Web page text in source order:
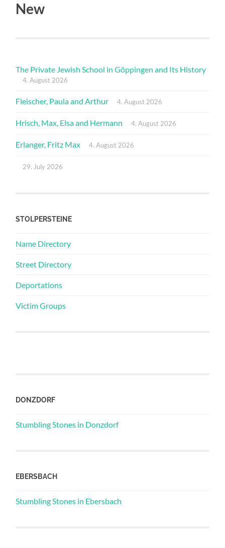
New
The Private Jewish School in Göppingen and Its History
4. August 2026
Fleischer, Paula and Arthur 4. August 2026
Hrisch, Max, Elsa and Hermann 4. August 2026
Erlanger, Fritz Max 4. August 2026
29. July 2026
STOLPERSTEINE
Name Directory
Street Directory
Deportations
Victim Groups
DONZDORF
Stumbling Stones in Donzdorf
EBERSBACH
Stumbling Stones in Ebersbach